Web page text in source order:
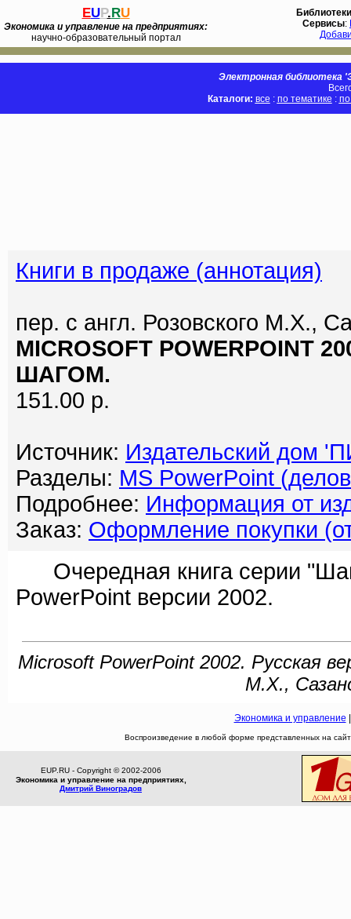
EUP.RU
Экономика и управление на предприятиях:
научно-образовательный портал
Библиотеки
Сервисы:
Электронная библиотека
Каталоги: все : по тематике :
Книги в продаже (аннотация)
пер. с англ. Розовского М.Х.,
MICROSOFT
ШАГОМ.
151.00 р.
Источник: Издательский дом
Разделы: MS PowerPoint
Подробнее: Информация от
Заказ: Оформление покупки
Очередная книга серии
PowerPoint версии 2002.
Microsoft PowerPoint 2002. Русская
М.Х.,
Экономика и управление
Воспроизведение в любой форме представленных на
EUP.RU - Copyright © 2002-2006
Экономика и управление на предприятиях,
Дмитрий Виноградов